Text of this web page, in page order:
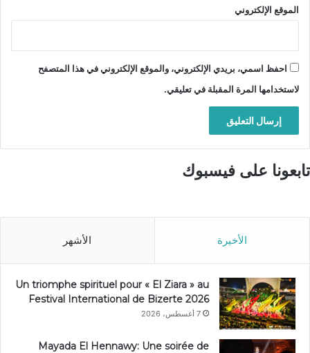
الموقع الإلكتروني
احفظ اسمي، بريدي الإلكتروني، والموقع الإلكتروني في هذا المتصفح
لاستخدامها المرة المقبلة في تعليقي.
تابعونا على فيسبوك
الأخيرة الأشهر
Un triomphe spirituel pour « El Ziara » au
Festival International de Bizerte 2026
7 أغسطس، 2026
Mayada El Hennawy: Une soirée de